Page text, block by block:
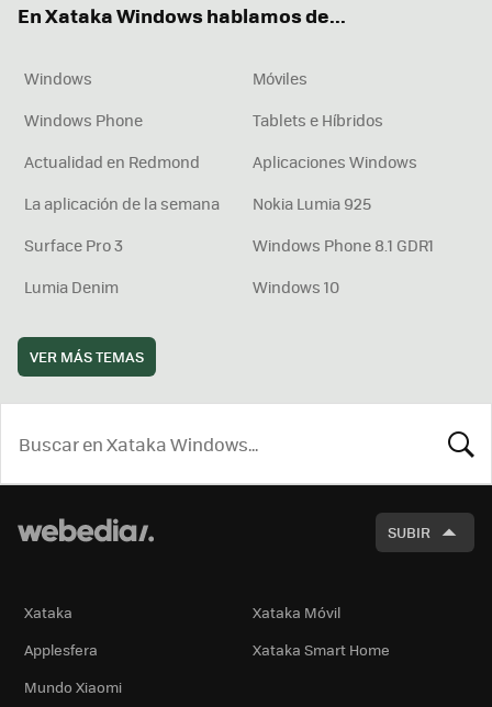
En Xataka Windows hablamos de...
Windows
Móviles
Windows Phone
Tablets e Híbridos
Actualidad en Redmond
Aplicaciones Windows
La aplicación de la semana
Nokia Lumia 925
Surface Pro 3
Windows Phone 8.1 GDR1
Lumia Denim
Windows 10
VER MÁS TEMAS
SUBIR
Xataka
Xataka Móvil
Applesfera
Xataka Smart Home
Mundo Xiaomi